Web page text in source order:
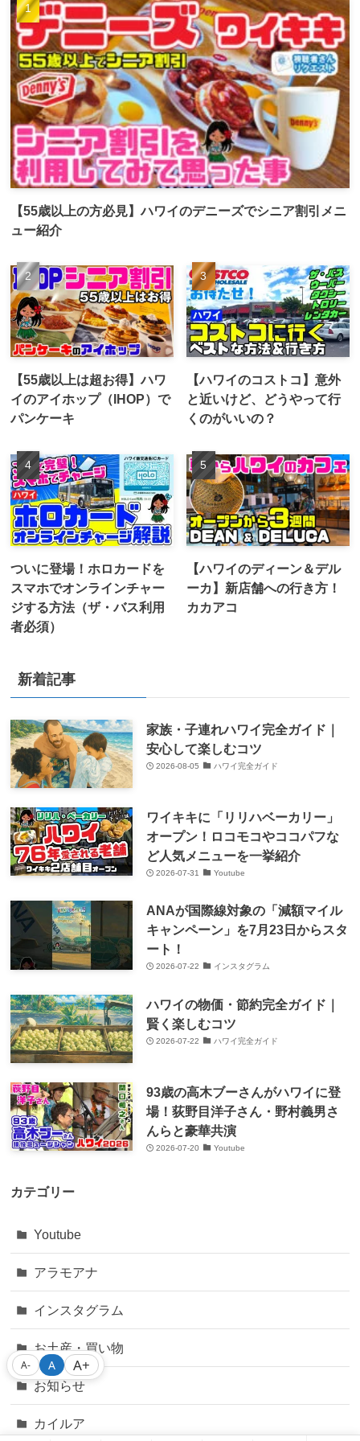
【55歳以上の方必見】ハワイのデニーズでシニア割引メニ
ュー紹介
【55歳以上は超お得】ハワ
イのアイホップ（IHOP）で
パンケーキ
【ハワイのコストコ】意外
と近いけど、どうやって行
くのがいいの？
ついに登場！ホロカードを
スマホでオンラインチャー
ジする方法（ザ・バス利用
者必須）
【ハワイのディーン＆デル
ーカ】新店舗への行き方！
カカアコ
新着記事
家族・子連れハワイ完全ガイド｜
安心して楽しむコツ
2026-08-05 ハワイ完全ガイド
ワイキキに「リリハベーカリー」
オープン！ロコモコやココパフな
ど人気メニューを一挙紹介
2026-07-31 Youtube
ANAが国際線対象の「減額マイル
キャンペーン」を7月23日からスタ
ート！
2026-07-22 インスタグラム
ハワイの物価・節約完全ガイド｜
賢く楽しむコツ
2026-07-22 ハワイ完全ガイド
93歳の高木ブーさんがハワイに登
場！荻野目洋子さん・野村義男さ
んらと豪華共演
2026-07-20 Youtube
カテゴリー
Youtube
アラモアナ
インスタグラム
お土産・買い物
お知らせ
カイルア
A- A A+